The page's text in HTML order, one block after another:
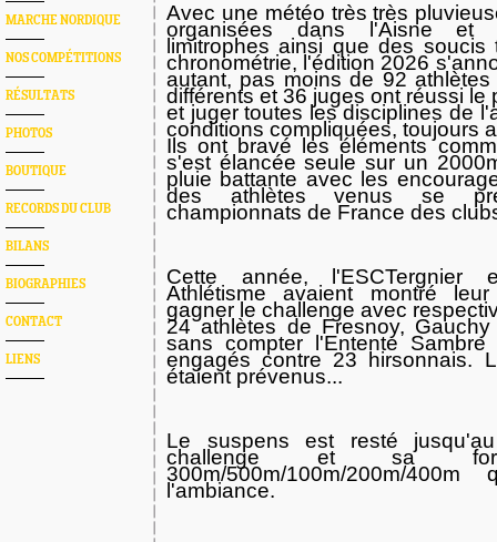
MARCHE NORDIQUE
NOS COMPÉTITIONS
RÉSULTATS
PHOTOS
BOUTIQUE
RECORDS DU CLUB
BILANS
BIOGRAPHIES
CONTACT
LIENS
Avec une météo très très
organisées dans l'Aisne et
limitrophes ainsi que des
chronométrie, l'édition 2026
autant, pas moins de 92
différents et 36 juges ont réussi le
et juger toutes les disciplines de
conditions compliquées, toujours
Ils ont bravé les éléments
s'est élancée seule sur un
pluie battante avec les
des athlètes venus se
championnats de France des
Cette année, l'ESCTergnier
Athlétisme avaient montré
gagner le challenge avec
24 athlètes de Fresnoy,
sans compter l'Entente
engagés contre 23 hirsonnais.
étaient prévenus...
Le suspens est resté
challenge et sa
300m/500m/100m/200m/
l'ambiance.